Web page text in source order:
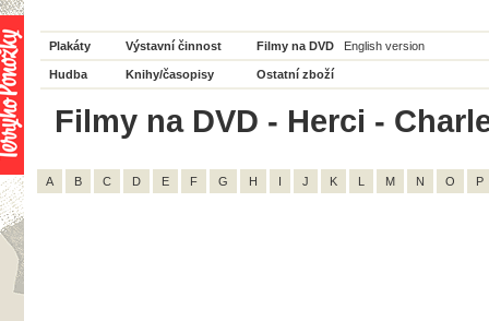
Plakáty Výstavní činnost Filmy na DVD English version
Hudba Knihy/časopisy Ostatní zboží
Filmy na DVD - Herci -
A B C D E F G H I J K L M N O P